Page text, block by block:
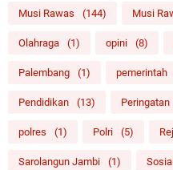
Musi Rawas (144) Musi
Olahraga (1) opini (8)
Palembang (1) pemerintah
Pendidikan (13) Peringatan
polres (1) Polri (5)
Sarolangun Jambi (1)